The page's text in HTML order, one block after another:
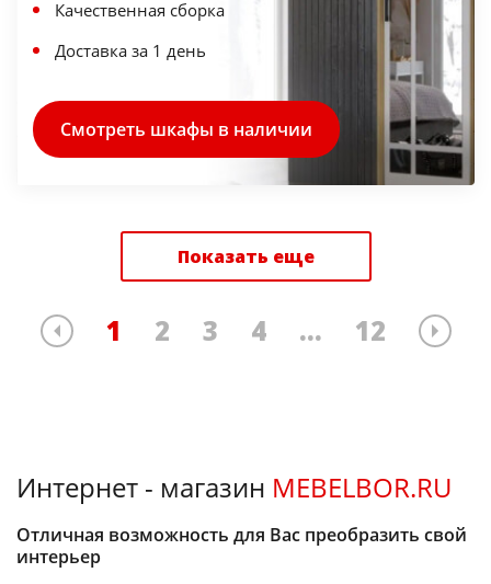
Качественная сборка
Доставка за 1 день
Смотреть шкафы в наличии
Показать еще
1 2 3 4 ... 12
Интернет - магазин MEBELBOR.RU
Отличная возможность для Вас преобразить свой
интерьер